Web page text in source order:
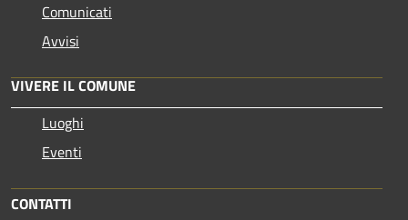
Comunicati
Avvisi
VIVERE IL COMUNE
Luoghi
Eventi
CONTATTI